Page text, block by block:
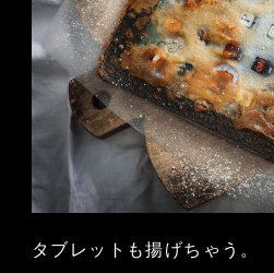
タブレットも揚げちゃう。